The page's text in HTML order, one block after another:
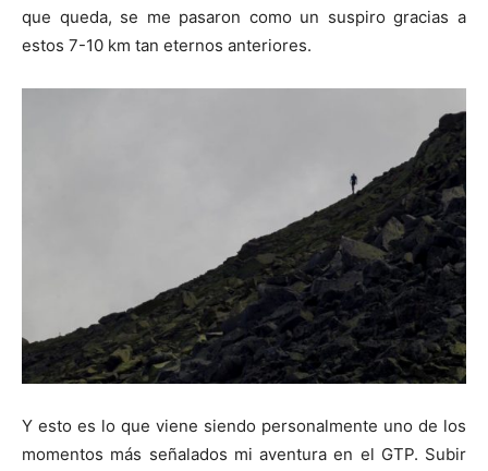
que queda, se me pasaron como un suspiro gracias a
estos 7-10 km tan eternos anteriores.
Y esto es lo que viene siendo personalmente uno de los
momentos más señalados mi aventura en el GTP. Subir